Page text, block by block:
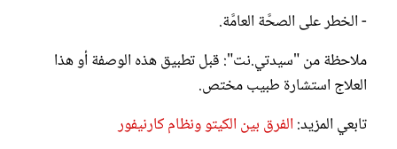
- الخطر على الصحَّة العامَّة.
ملاحظة من "سيدتي.نت": قبل تطبيق هذه الوصفة أو هذا
العلاج استشارة طبيب مختص.
تابعي المزيد: الفرق بين الكيتو ونظام كارنيفور